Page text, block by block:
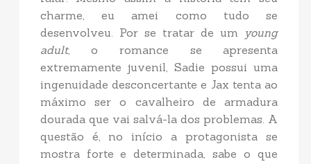
charme, eu amei como tudo se
desenvolveu. Por se tratar de um young
adult, o romance se apresenta
extremamente juvenil, Sadie possui uma
ingenuidade desconcertante e Jax tenta ao
máximo ser o cavalheiro de armadura
dourada que vai salvá-la dos problemas. A
questão é, no início a protagonista se
mostra forte e determinada, sabe o que